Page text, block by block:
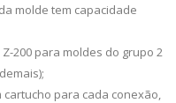
molde tem capacidade
200 para moldes do grupo 2
para cada conexão,